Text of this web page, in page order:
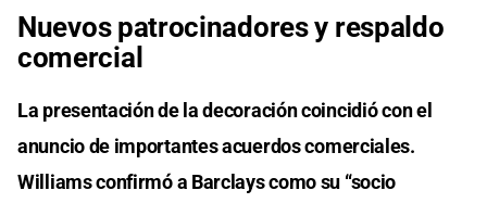
Nuevos patrocinadores y respaldo
comercial
La presentación de la decoración coincidió con el
anuncio de importantes acuerdos comerciales.
Williams confirmó a Barclays como su “socio